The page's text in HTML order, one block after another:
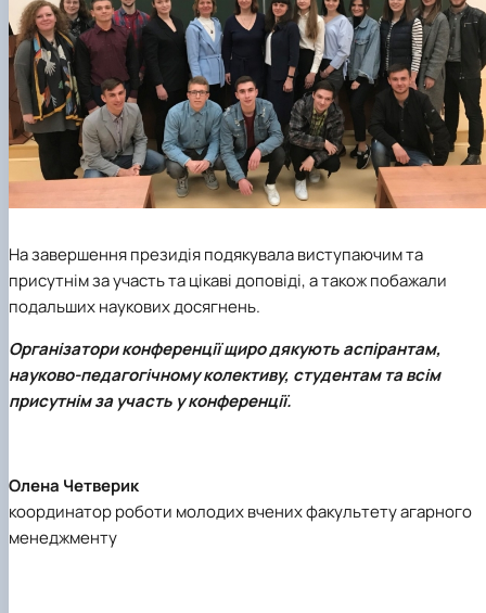
На завершення президія подякувала виступаючим та
присутнім за участь та цікаві доповіді, а також побажали
подальших наукових досягнень.
Організатори конференції щиро дякують аспірантам,
науково-педагогічному колективу, студентам та всім
присутнім за участь у конференції.
Олена Четверик
координатор роботи молодих вчених факультету агарного
менеджменту